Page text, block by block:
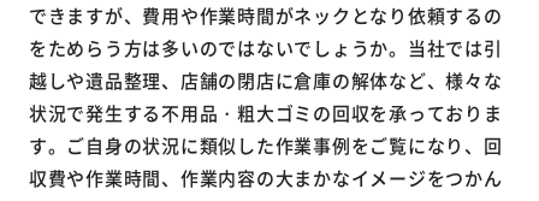
できますが、費用や作業時間がネックとなり依頼するの
をためらう方は多いのではないでしょうか。当社では引
越しや遺品整理、店舗の閉店に倉庫の解体など、様々な
状況で発生する不用品・粗大ゴミの回収を承っておりま
す。ご自身の状況に類似した作業事例をご覧になり、回
収費や作業時間、作業内容の大まかなイメージをつかん